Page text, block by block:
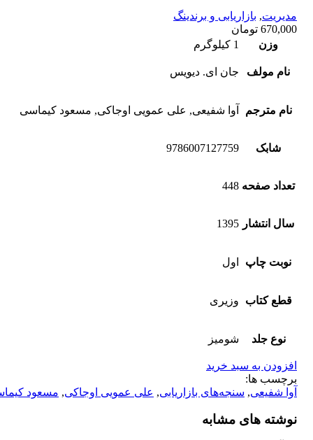
مدیریت, بازاریابی و برندینگ
670,000 تومان
وزن
1 کیلوگرم
نام مولف جان ای. دیویس
نام مترجم آوا شفیعی, علی عمویی اوجاکی, مسعود کیماسی
شابک 9786007127759
تعداد صفحه 448
سال انتشار 1395
نوبت چاپ اول
قطع کتاب وزیری
نوع جلد شومیز
افزودن به سبد خرید
برچسب ها:
آوا شفیعی, سنجه‌های بازاریابی, علی عمویی اوجاکی, مسعود
نوشته های مشابه